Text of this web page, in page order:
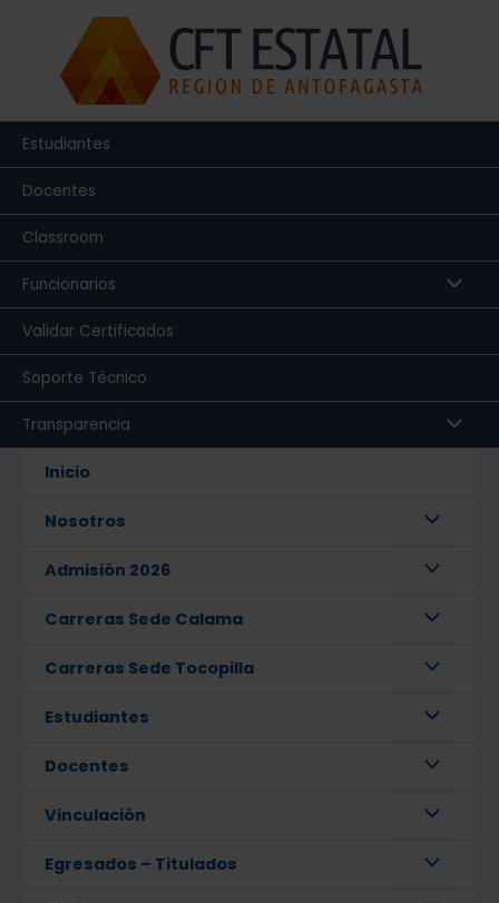
contenido
Estudiantes
Docentes
Classroom
Funcionarios
Validar Certificados
Soporte Técnico
Transparencia
Inicio
Nosotros
Admisión 2026
Carreras Sede Calama
Carreras Sede Tocopilla
Estudiantes
Docentes
Vinculación
Egresados – Titulados